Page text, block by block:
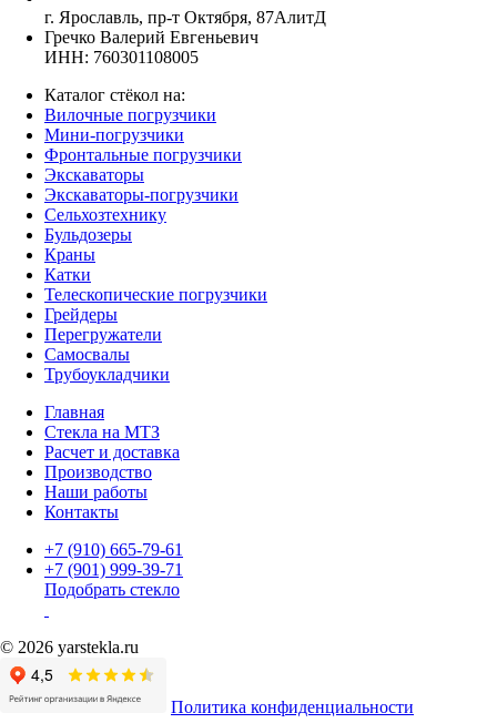
г. Ярославль, пр-т Октября, 87АлитД
Гречко Валерий Евгеньевич
ИНН: 760301108005
Каталог стёкол на:
Вилочные погрузчики
Мини-погрузчики
Фронтальные погрузчики
Экскаваторы
Экскаваторы-погрузчики
Сельхозтехнику
Бульдозеры
Краны
Катки
Телескопические погрузчики
Грейдеры
Перегружатели
Самосвалы
Трубоукладчики
Главная
Стекла на МТЗ
Расчет и доставка
Производство
Наши работы
Контакты
+7 (910) 665-79-61
+7 (901) 999-39-71
Подобрать стекло
© 2026 yarstekla.ru
Политика конфиденциальности